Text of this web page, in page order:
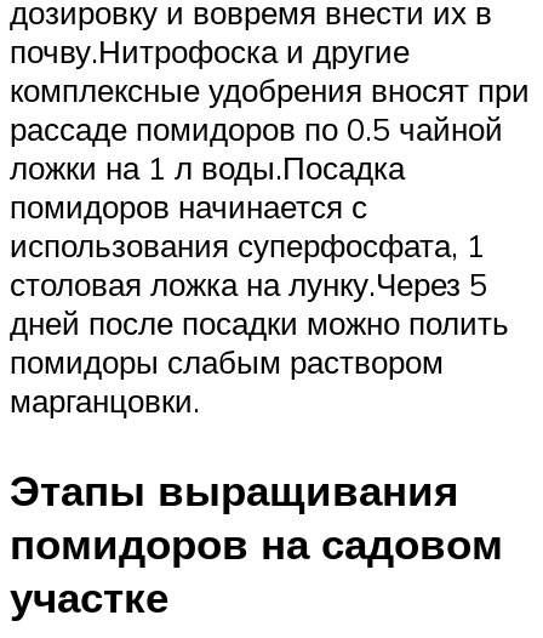
дозировку и вовремя внести их в
почву.Нитрофоска и другие
комплексные удобрения вносят при
рассаде помидоров по 0.5 чайной
ложки на 1 л воды.Посадка
помидоров начинается с
использования суперфосфата, 1
столовая ложка на лунку.Через 5
дней после посадки можно полить
помидоры слабым раствором
марганцовки.
Этапы выращивания
помидоров на садовом
участке